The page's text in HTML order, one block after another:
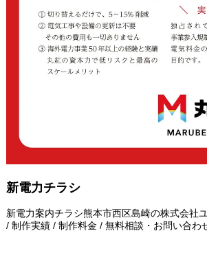
新電力チラシ
新電力案内チラシ熊本市西区島崎の株式会
/ 制作実績 / 制作料金 / 無料相談・お問い合わ